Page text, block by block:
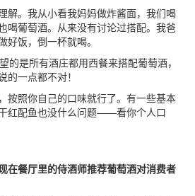
解。我从小看我妈妈做炸酱面，我们喝
喝葡萄酒。从来没有讨论过搭配。我爸
饭，倒一杯就喝。
是所有酒庄都用西餐来搭配葡萄酒，
一点都不对！
照你自己的口味就行了。有一些基本
红配鱼也没什么问题——看你个人口
餐厅里的侍酒师推荐葡萄酒对消费者